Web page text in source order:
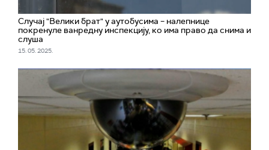
Случај "Велики брат" у аутобусима – налепнице
покренуле ванредну инспекцију, ко има право да снима и
слуша
15. 05. 2025.